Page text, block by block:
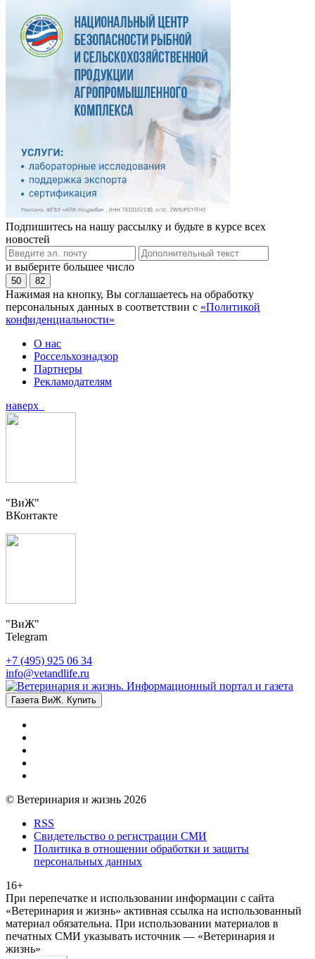
Подпишитесь на нашу рассылку и будьте в курсе всех
новостей
и выберите большее число
50 82
Нажимая на кнопку, Вы соглашаетесь на обработку
персональных данных в соответствии с «Политикой
конфиденциальности»
О нас
Россельхознадзор
Партнеры
Рекламодателям
наверх
"ВиЖ"
ВКонтакте
"ВиЖ"
Telegram
+7 (495) 925 06 34
info@vetandlife.ru
Газета ВиЖ. Купить
© Ветеринария и жизнь 2026
RSS
Свидетельство о регистрации СМИ
Политика в отношении обработки и защиты
персональных данных
16+
При перепечатке и использовании информации с сайта
«Ветеринария и жизнь» активная ссылка на использованный
материал обязательна. При использовании материалов в
печатных СМИ указывать источник — «Ветеринария и
жизнь»